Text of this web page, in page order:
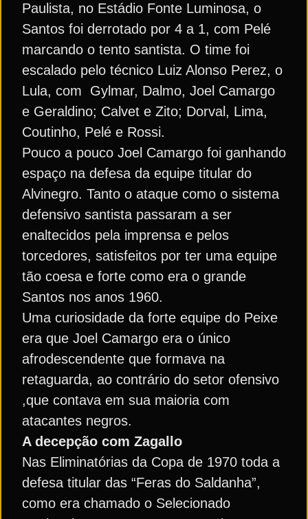
Paulista, no Estádio Fonte Luminosa, o
Santos foi derrotado por 4 a 1, com Pelé
marcando o tento santista. O time foi
escalado pelo técnico Luiz Alonso Perez, o
Lula, com Gylmar, Dalmo, Joel Camargo
e Geraldino; Calvet e Zito; Dorval, Lima,
Coutinho, Pelé e Rossi.
Pouco a pouco Joel Camargo foi ganhando
espaço na defesa da equipe titular do
Alvinegro. Tanto o ataque como o sistema
defensivo santista passaram a ser
enaltecidos pela imprensa e pelos
torcedores, satisfeitos por ter uma equipe
tão coesa e forte como era o grande
Santos nos anos 1960.
Uma curiosidade da forte equipe do Peixe
era que Joel Camargo era o único
afrodescendente que formava na
retaguarda, ao contrário do setor ofensivo
,que contava em sua maioria com
atacantes negros.
A decepção com Zagallo
Nas Eliminatórias da Copa de 1970 toda a
defesa titular das “Feras do Saldanha”,
como era chamado o Selecionado